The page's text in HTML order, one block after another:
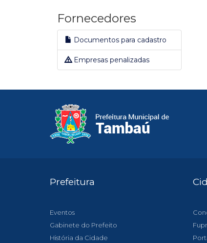
Fornecedores
Documentos para cadastro
Empresas penalizadas
Prefeitura
Eventos
Gabinete do Prefeito
História da Cidade